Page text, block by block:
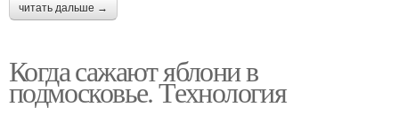
читать дальше →
Когда сажают яблони в
подмосковье. Технология